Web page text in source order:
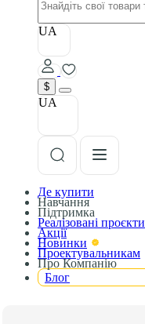
UA
$
UA
Де купити
Навчання
Підтримка
Реалізовані проєкти
Акції
Новинки
Проектувальникам
Про Компанію
Блог